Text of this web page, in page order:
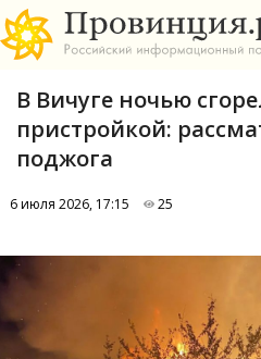
Б
В Вичуге ночью
пристройкой:
поджога
6 июля 2026, 17:15 25